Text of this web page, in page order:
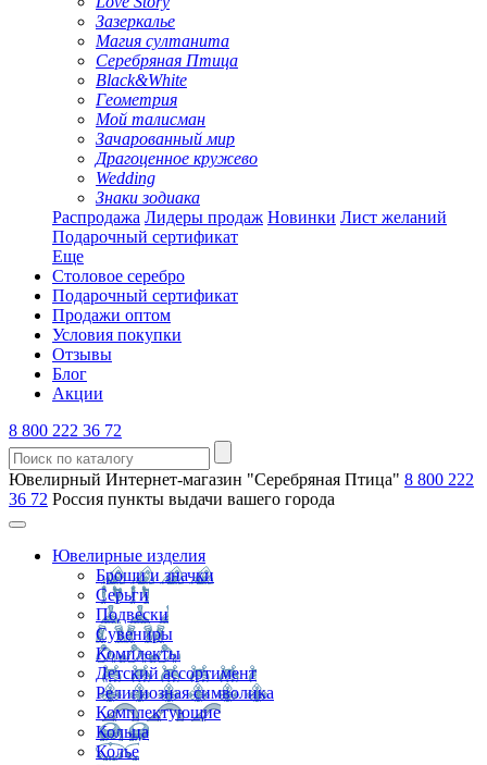
Зазеркалье
Магия султанита
Серебряная Птица
Black&White
Геометрия
Мой талисман
Зачарованный мир
Драгоценное кружево
Wedding
Знаки зодиака
Распродажа Лидеры продаж Новинки Лист желаний
Подарочный сертификат
Еще
Столовое серебро
Подарочный сертификат
Продажи оптом
Условия покупки
Отзывы
Блог
Акции
8 800 222 36 72
Ювелирный Интернет-магазин "Серебряная Птица" 8 800 222
36 72 Россия пункты выдачи вашего города
Ювелирные изделия
Броши и значки
Серьги
Подвески
Сувениры
Комплекты
Детский ассортимент
Религиозная символика
Комплектующие
Кольца
Колье